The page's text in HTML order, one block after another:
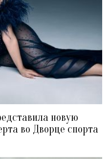
новую
во Дворце спорта